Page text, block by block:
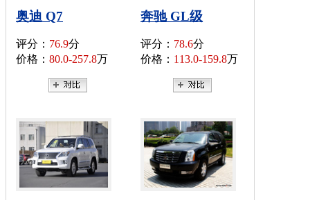
奥迪 Q7
评分： 76.9分
价格： 80.0-257.8万
奔驰 GL级
评分： 78.6分
价格： 113.0-159.8万